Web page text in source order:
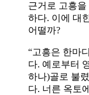
근거로 고흥을
하다. 이에 대
어떨까?
“고흥은 한마
다. 예로부터
하나)골로 불
다. 너른 옥토